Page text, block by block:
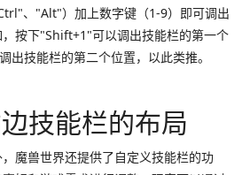
、"Alt"）加上数字键（1-9）即可调出
按下"Shift+1"可以调出技能栏的第一个
技能栏的第二个位置，以此类推。
技能栏的布局
魔兽世界还提供了自定义技能栏的功